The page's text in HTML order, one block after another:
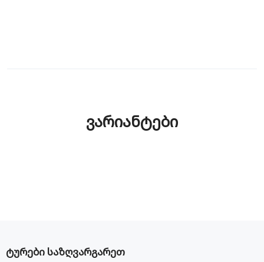
ვარიანტები
ტურები საზღვარგარეთ